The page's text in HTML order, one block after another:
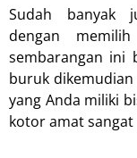
Sudah banyak
dengan
sembarangan ini
buruk
yang Anda miliki
kotor amat sangat